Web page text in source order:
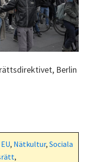
Berlin
EU, Nätkultur, Sociala
,